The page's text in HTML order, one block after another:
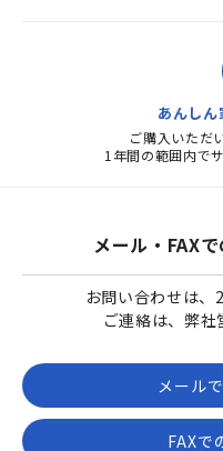
あんしん
ご購入いただ
1年間の範囲内で
メール・FAX
お問い合わせは、
ご連絡は、弊社
メール
FAXで